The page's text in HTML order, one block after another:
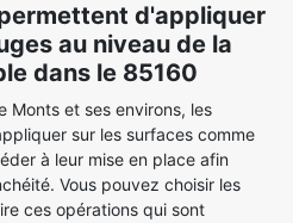
d'appliquer
au niveau de la
dans le 85160
Monts et ses environs, les
sur les surfaces comme
à leur mise en place afin
Vous pouvez choisir les
ces opérations qui sont